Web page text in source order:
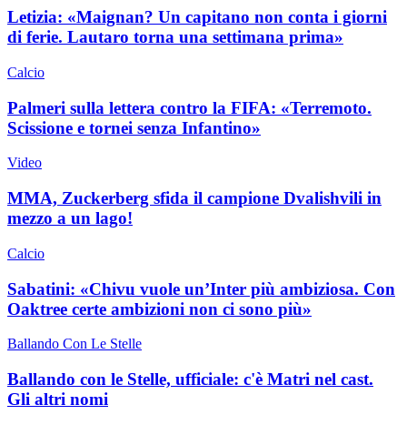
Letizia: «Maignan? Un capitano non conta i giorni
di ferie. Lautaro torna una settimana prima»
Calcio
Palmeri sulla lettera contro la FIFA: «Terremoto.
Scissione e tornei senza Infantino»
Video
MMA, Zuckerberg sfida il campione Dvalishvili in
mezzo a un lago!
Calcio
Sabatini: «Chivu vuole un’Inter più ambiziosa. Con
Oaktree certe ambizioni non ci sono più»
Ballando Con Le Stelle
Ballando con le Stelle, ufficiale: c'è Matri nel cast.
Gli altri nomi